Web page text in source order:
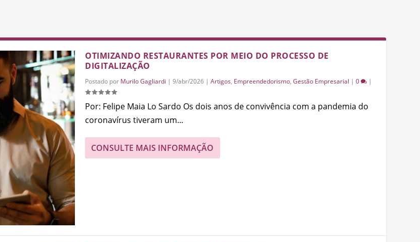
OTIMIZANDO RESTAURANTES POR MEIO DO PROCESSO DE
DIGITALIZAÇÃO
Postado por Murilo Gagliardi | 9/abr/2026 | Artigos, Empreendedorismo, Gestão Empresarial | 0 |
Por: Felipe Maia Lo Sardo Os dois anos de convivência com a pandemia do
coronavírus tiveram um...
CONSULTE MAIS INFORMAÇÃO